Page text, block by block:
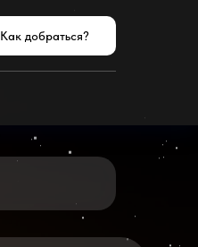
Как добраться?